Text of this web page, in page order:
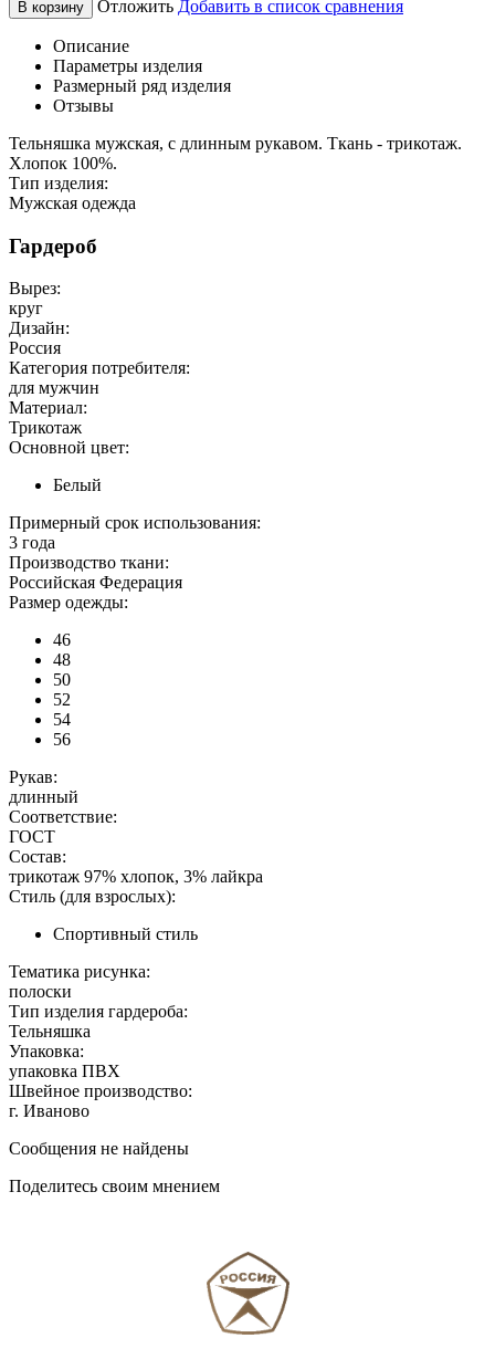
В корзину Отложить Добавить в список сравнения
Описание
Параметры изделия
Размерный ряд изделия
Отзывы
Тельняшка мужская, с длинным рукавом. Ткань - трикотаж.
Хлопок 100%.
Тип изделия:
Мужская одежда
Гардероб
Вырез:
круг
Дизайн:
Россия
Категория потребителя:
для мужчин
Материал:
Трикотаж
Основной цвет:
Белый
Примерный срок использования:
3 года
Производство ткани:
Российская Федерация
Размер одежды:
46
48
50
52
54
56
Рукав:
длинный
Соответствие:
ГОСТ
Состав:
трикотаж 97% хлопок, 3% лайкра
Стиль (для взрослых):
Спортивный стиль
Тематика рисунка:
полоски
Тип изделия гардероба:
Тельняшка
Упаковка:
упаковка ПВХ
Швейное производство:
г. Иваново
Сообщения не найдены
Поделитесь своим мнением